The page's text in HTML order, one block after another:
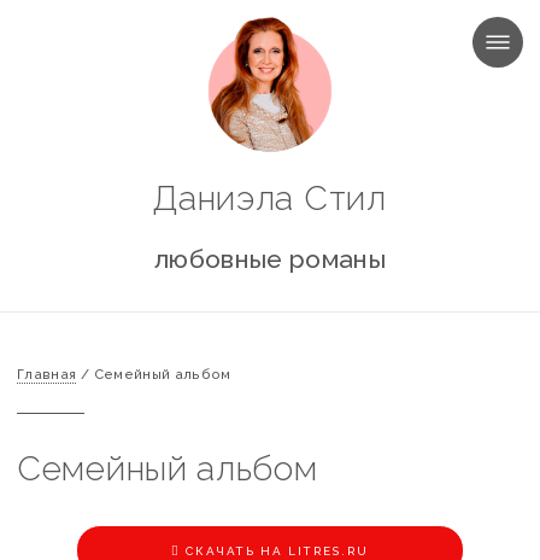
МЕНЮ
Даниэла Стил
любовные романы
Главная / Семейный альбом
Семейный альбом
CКАЧАТЬ НА LITRES.RU